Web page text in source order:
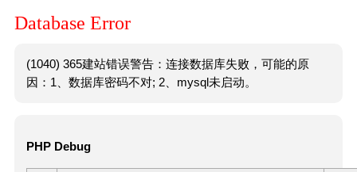
Database Error
(1040) 365建站错误警告：连接数据库失败，可能的原
因：1、数据库密码不对; 2、mysql未启动。
PHP Debug